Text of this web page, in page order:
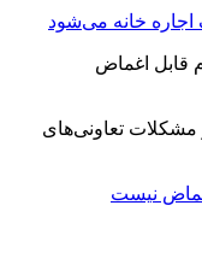
تعاونی‌های
نیست